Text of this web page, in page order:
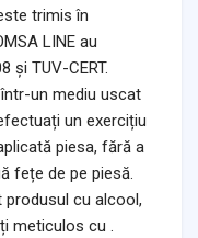
trimis în
LINE au
și TUV-CERT.
un mediu uscat
un exercițiu
piesa, fără a
fețe de pe piesă.
cu alcool,
meticulos cu .